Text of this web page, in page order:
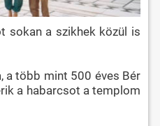
sokan a szikhek közül is
a több mint 500 éves Bér
a habarcsot a templom